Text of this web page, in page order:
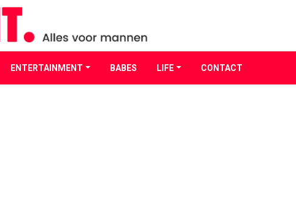
ENTERTAINMENT BABES LIFE CONTACT